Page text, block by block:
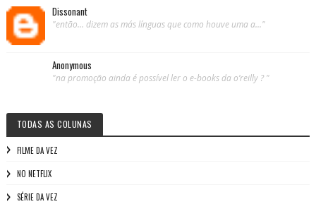
Dissonant
"então... dizem as más línguas que como houve uma a..."
Anonymous
"na promoção ainda é possível ler o e-books da o’reilly ? "
TODAS AS COLUNAS
FILME DA VEZ
NO NETFLIX
SÉRIE DA VEZ